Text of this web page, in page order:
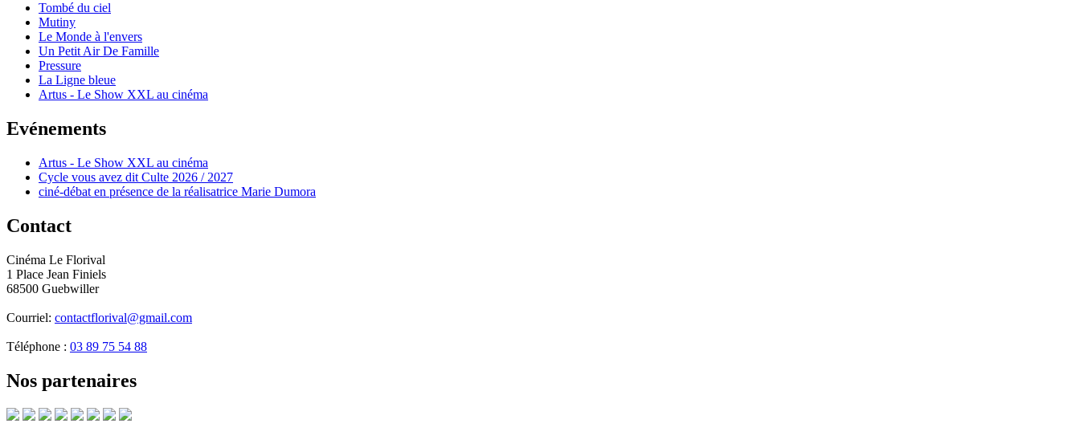
Tombé du ciel
Mutiny
Le Monde à l'envers
Un Petit Air De Famille
Pressure
La Ligne bleue
Artus - Le Show XXL au cinéma
Evénements
Artus - Le Show XXL au cinéma
Cycle vous avez dit Culte 2026 / 2027
ciné-débat en présence de la réalisatrice Marie Dumora
Contact
Cinéma Le Florival
1 Place Jean Finiels
68500 Guebwiller
Courriel: contactflorival@gmail.com
Téléphone : 03 89 75 54 88
Nos partenaires